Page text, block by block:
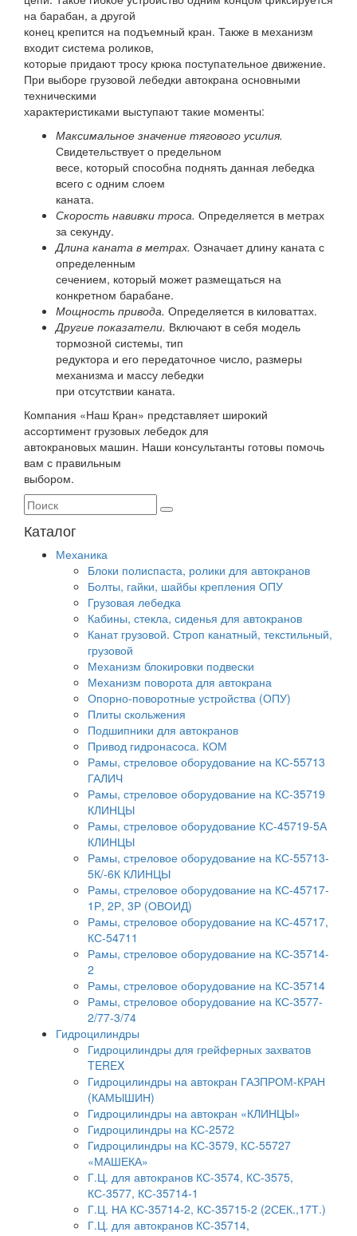
на барабан, а другой
конец крепится на подъемный кран. Также в механизм
входит система роликов,
которые придают тросу крюка поступательное движение.
При выборе грузовой лебедки автокрана основными
техническими
характеристиками выступают такие моменты:
Максимальное значение тягового усилия.
Свидетельствует о предельном
весе, который способна поднять данная лебедка
всего с одним слоем
каната.
Скорость навивки троса. Определяется в метрах
за секунду.
Длина каната в метрах. Означает длину каната с
определенным
сечением, который может размещаться на
конкретном барабане.
Мощность привода. Определяется в киловаттах.
Другие показатели. Включают в себя модель
тормозной системы, тип
редуктора и его передаточное число, размеры
механизма и массу лебедки
при отсутствии каната.
Компания «Наш Кран» представляет широкий
ассортимент грузовых лебедок для
автокрановых машин. Наши консультанты готовы помочь
вам с правильным
выбором.
Каталог
Механика
Блоки полиспаста, ролики для автокранов
Болты, гайки, шайбы крепления ОПУ
Грузовая лебедка
Кабины, стекла, сиденья для автокранов
Канат грузовой. Строп канатный, текстильный,
грузовой
Механизм блокировки подвески
Механизм поворота для автокрана
Опорно-поворотные устройства (ОПУ)
Плиты скольжения
Подшипники для автокранов
Привод гидронасоса. КОМ
Рамы, стреловое оборудование на КС-55713
ГАЛИЧ
Рамы, стреловое оборудование на КС-35719
КЛИНЦЫ
Рамы, стреловое оборудование КС-45719-5А
КЛИНЦЫ
Рамы, стреловое оборудование на КС-55713-
5К/-6К КЛИНЦЫ
Рамы, стреловое оборудование на КС-45717-
1Р, 2Р, 3Р (ОВОИД)
Рамы, стреловое оборудование на КС-45717,
КС-54711
Рамы, стреловое оборудование на КС-35714-
2
Рамы, стреловое оборудование на КС-35714
Рамы, стреловое оборудование на КС-3577-
2/77-3/74
Гидроцилиндры
Гидроцилиндры для грейферных захватов
TEREX
Гидроцилиндры на автокран ГАЗПРОМ-КРАН
(КАМЫШИН)
Гидроцилиндры на автокран «КЛИНЦЫ»
Гидроцилиндры на КС-2572
Гидроцилиндры на КС-3579, КС-55727
«МАШЕКА»
Г.Ц. для автокранов КС-3574, КС-3575,
КС-3577, КС-35714-1
Г.Ц. НА КС-35714-2, КС-35715-2 (2СЕК.,17Т.)
Г.Ц. для автокранов КС-35714,